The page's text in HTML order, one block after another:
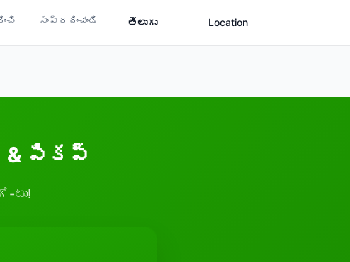
సంప్రదించండి తెలుగు Location
& పికప్
టు!